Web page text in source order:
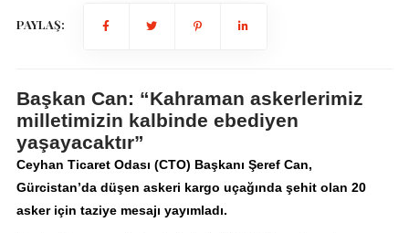
PAYLAŞ:
Başkan Can: “Kahraman askerlerimiz
milletimizin kalbinde ebediyen
yaşayacaktır”
Ceyhan Ticaret Odası (CTO) Başkanı Şeref Can,
Gürcistan’da düşen askeri kargo uçağında şehit olan 20
asker için taziye mesajı yayımladı.